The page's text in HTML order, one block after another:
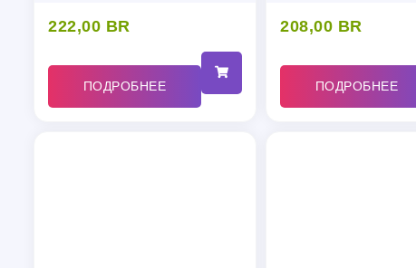
222,00 BR
ПОДРОБНЕЕ
208,00 BR
ПОДРОБНЕЕ